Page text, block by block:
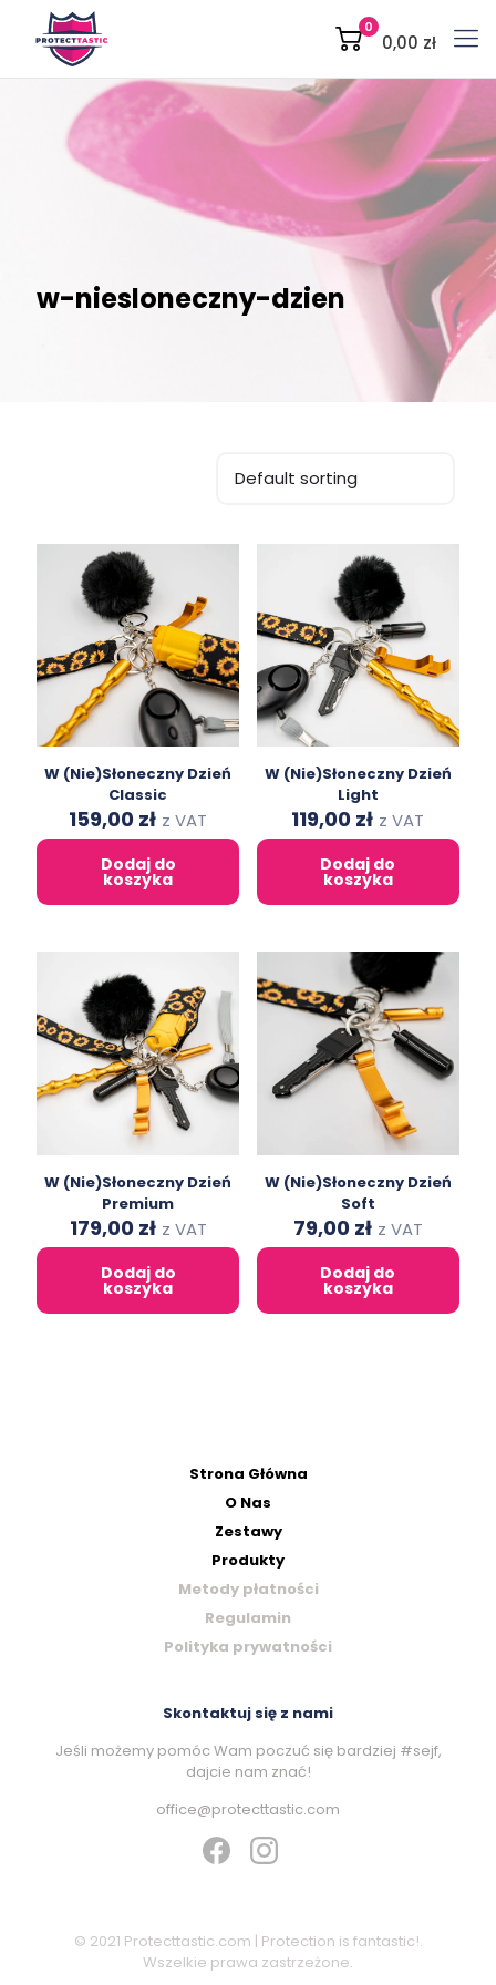
0
0,00 zł
w-niesloneczny-dzien
W (Nie)Słoneczny Dzień
Classic
Original
price
was:
239,00 zł.
159,00 złCurrent
price
is:
159,00 zł.
z VAT
Dodaj do
koszyka
W (Nie)Słoneczny Dzień
Light
Original
price
was:
219,00 zł.
119,00 złCurrent
price
is:
119,00 zł.
z VAT
Dodaj do
koszyka
W (Nie)Słoneczny Dzień
Premium
Original
price
was:
312,00 zł.
179,00 złCurrent
price
is:
179,00 zł.
z VAT
Dodaj do
koszyka
W (Nie)Słoneczny Dzień
Soft
Original
price
was:
146,00 zł.
79,00 złCurrent
price
is:
79,00 zł.
z VAT
Dodaj do
koszyka
Strona Główna
O Nas
Zestawy
Produkty
Metody płatności
Regulamin
Polityka prywatności
Skontaktuj się z nami
Jeśli możemy pomóc Wam poczuć się bardziej #sejf,
dajcie nam znać!
office@protecttastic.com
© 2021 Protecttastic.com | Protection is fantastic!.
Wszelkie prawa zastrzeżone.